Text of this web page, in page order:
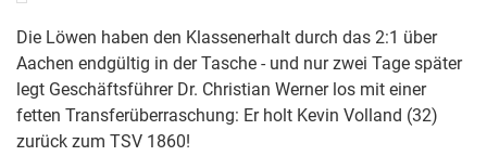
Die Löwen haben den Klassenerhalt durch das 2:1 über
Aachen endgültig in der Tasche - und nur zwei Tage später
legt Geschäftsführer Dr. Christian Werner los mit einer
fetten Transferüberraschung: Er holt Kevin Volland (32)
zurück zum TSV 1860!